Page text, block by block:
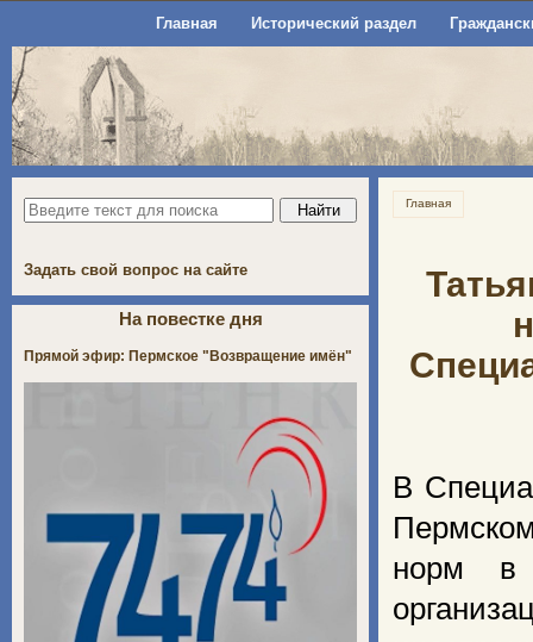
Главная Исторический раздел
Главная
В
норм в
Задать свой вопрос на сайте
На повестке дня
Прямой эфир: Пермское "Возвращение имён"